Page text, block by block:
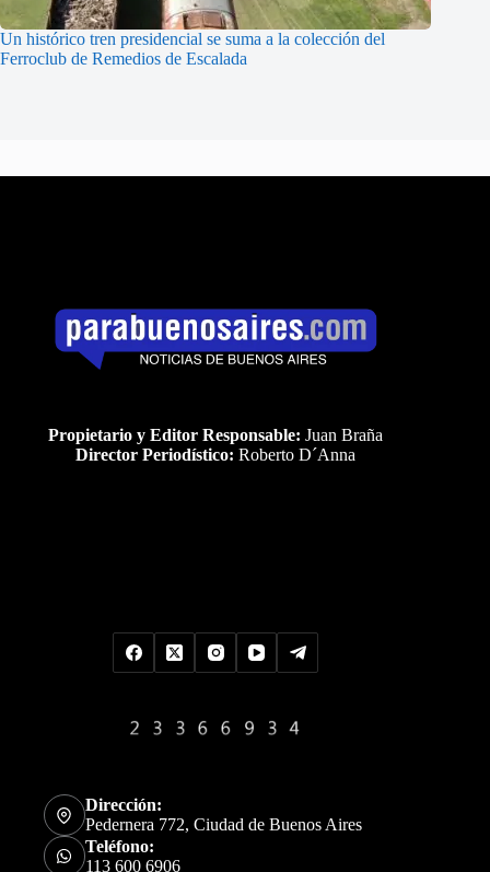
Un histórico tren presidencial se suma a la colección del
Ferroclub de Remedios de Escalada
Propietario y Editor Responsable: Juan Braña
Director Periodístico: Roberto D´Anna
Dirección:
Pedernera 772, Ciudad de Buenos Aires
Teléfono:
113 600 6906